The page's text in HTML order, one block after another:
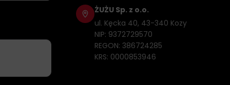
ŻUŻU Sp. z o.o.
ul. Kęcka 40, 43-340 Kozy
NIP: 9372729570
REGON: 386724285
KRS: 0000853946